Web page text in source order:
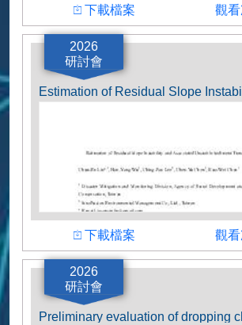
Geng-Pei Lin
下載檔案
下載檔案 觀
觀
2026
研討會
Chun-En Lin, Han-Yang Wu,
Chen-Yu Chen, Kuo-Wei Chen
下載檔案
下載檔案 觀
觀
2026
研討會